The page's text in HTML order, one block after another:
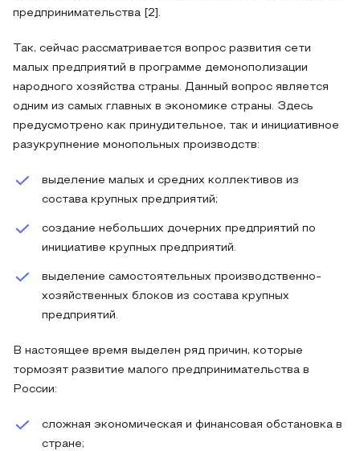
предпринимательства [2].
Так, сейчас рассматривается вопрос развития сети
малых предприятий в программе демонополизации
народного хозяйства страны. Данный вопрос является
одним из самых главных в экономике страны. Здесь
предусмотрено как принудительное, так и инициативное
разукрупнение монопольных производств:
выделение малых и средних коллективов из
состава крупных предприятий;
создание небольших дочерних предприятий по
инициативе крупных предприятий.
выделение самостоятельных производственно-
хозяйственных блоков из состава крупных
предприятий.
В настоящее время выделен ряд причин, которые
тормозят развитие малого предпринимательства в
России:
сложная экономическая и финансовая обстановка в
стране;